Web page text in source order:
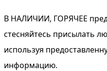
В НАЛИЧИИ, ГОРЯЧЕЕ
стесняйтесь присылать
используя
информацию.